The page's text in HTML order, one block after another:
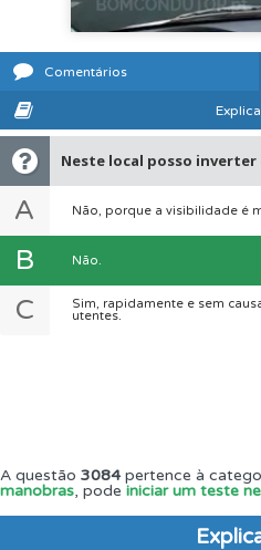
Comentários
Neste local posso inverter
A Não, porque a visibilidade é
B Não.
C
Sim, rapidamente e sem
utentes.
A questão 3084pertence à
manobras, pode iniciar um teste